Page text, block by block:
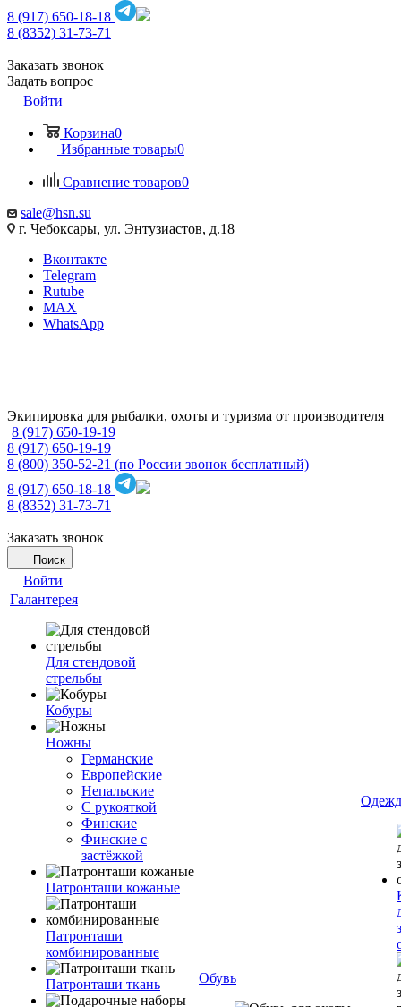
8 (917) 650-18-18
8 (8352) 31-73-71
Заказать звонок
Задать вопрос
Войти
Корзина0
Избранные товары0
Сравнение товаров0
sale@hsn.su
г. Чебоксары, ул. Энтузиастов, д.18
Вконтакте
Telegram
Rutube
MAX
WhatsApp
Экипировка для рыбалки, охоты и туризма от производителя
8 (917) 650-19-19
8 (917) 650-19-19
8 (800) 350-52-21 (по России звонок бесплатный)
8 (917) 650-18-18
8 (8352) 31-73-71
Заказать звонок
Поиск
Войти
Галантерея
Для стендовой
стрельбы
Кобуры
Ножны
Германские
Европейские
Непальские
С рукояткой
Финские
Финские с
застёжкой
Патронташи кожаные
Патронташи
комбинированные
Патронташи ткань Обувь